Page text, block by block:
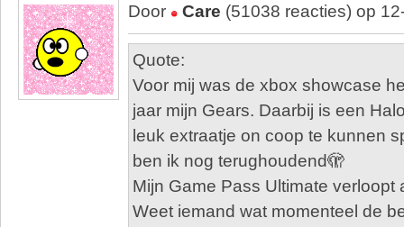
Door Care (51038 reacties) op
Quote:
Voor mij was de xbox showcase
jaar mijn Gears. Daarbij is een
leuk extraatje on coop te kunnen
ben ik nog terughoudend🫣
Mijn Game Pass Ultimate verloopt
Weet iemand wat momenteel de